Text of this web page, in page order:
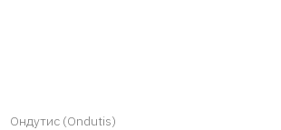
Ондутис (Ondutis)